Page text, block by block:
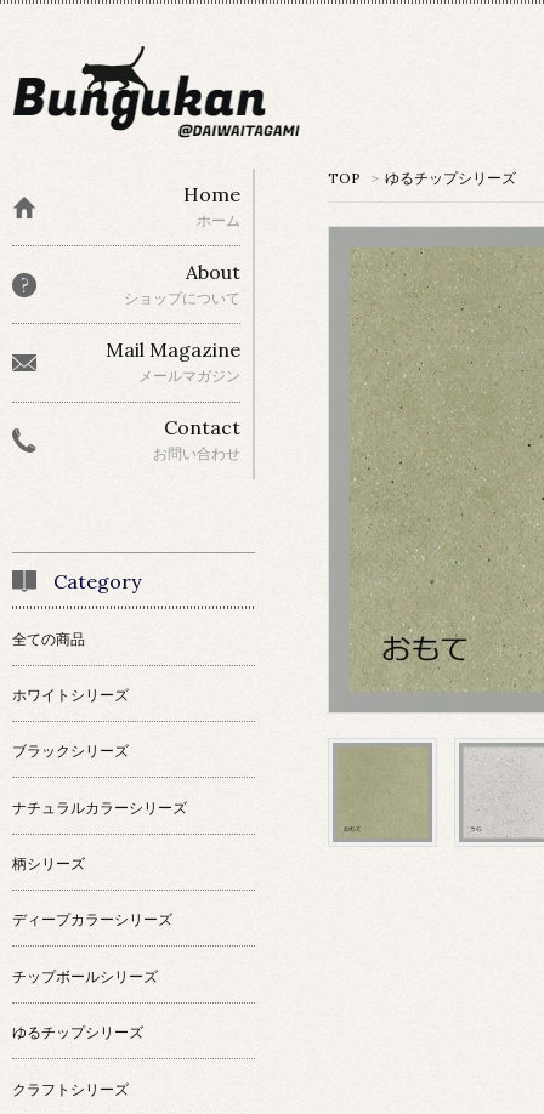
TOP > ゆるチップシリーズ
Home
ホーム
About
ショップについて
Mail Magazine
メールマガジン
Contact
お問い合わせ
Category
全ての商品
ホワイトシリーズ
ブラックシリーズ
ナチュラルカラーシリーズ
柄シリーズ
ディープカラーシリーズ
チップボールシリーズ
ゆるチップシリーズ
クラフトシリーズ